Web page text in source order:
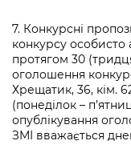
7. Конкурсні
конкурсу
протягом 30
оголошення
Хрещатик, 36, кім.
(понеділок –
опублікування
ЗМІ вважається